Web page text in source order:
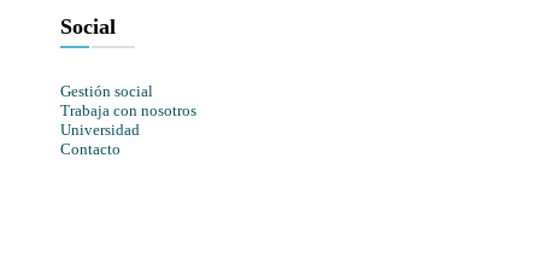
Social
Gestión social
Trabaja con nosotros
Universidad
Contacto